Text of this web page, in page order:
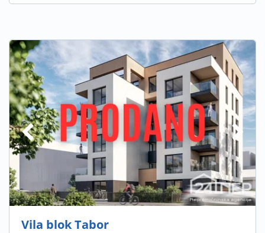
Vila blok Tabor